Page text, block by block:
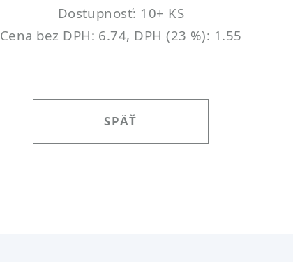
Dostupnosť: 10+ KS
Cena bez DPH: 6.74, DPH (23 %): 1.55
SPÄŤ